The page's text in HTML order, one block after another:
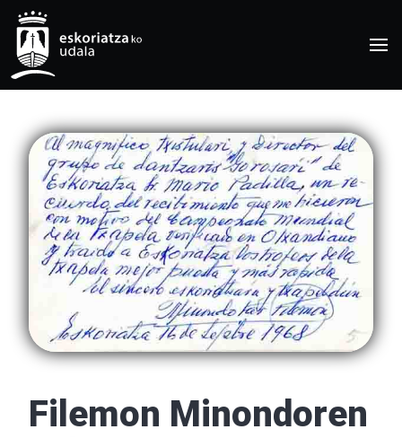
Filemon Minondoren